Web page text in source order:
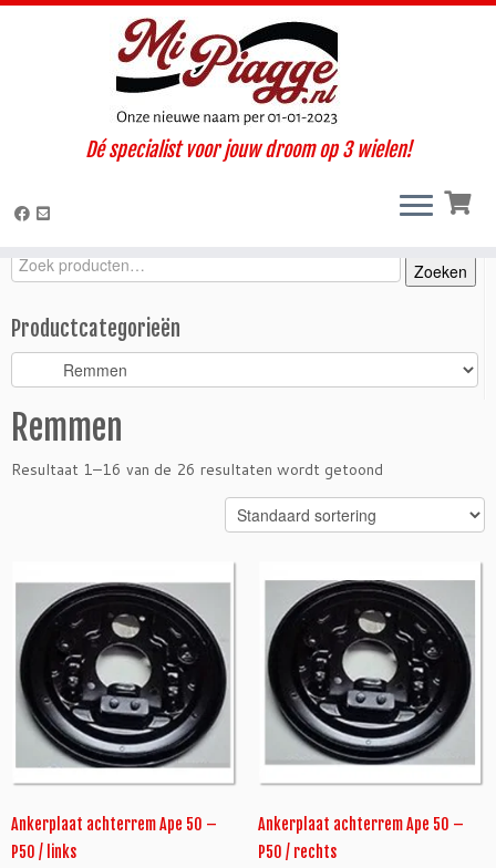
Dé specialist voor jouw droom op 3 wielen!
Onderdelen / accessoires » Ape 50 » Ape 50 Web (2001-
Zoeken
Zoeken
naar:
Zoeken
Productcategorieën
Remmen
Resultaat 1–16 van de 26 resultaten wordt getoond
Ankerplaat achterrem Ape 50 –
P50 / links
Ankerplaat achterrem Ape 50 –
P50 / rechts